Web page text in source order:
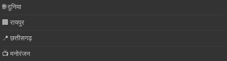
🌐 दुनिया
🏢 रायपुर
📍 छत्तीसगढ़
📺 मनोरंजन